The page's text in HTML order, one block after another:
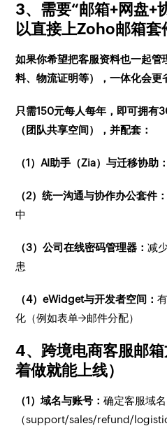
3、需要“邮箱+网盘+
以直接上Zoho邮箱套
如果你希望把客服资料也一起
料、物流证明等），一体化会更
只需150元每人每年，即可拥有
（团队共享空间），并配套：
（1）AI助手（Zia）与迁移协助：
（2）统一沟通与协作办公套件
中
（3）公司在线密码管理器：减
患
（4）eWidget与开发者空间：
化（例如表单→邮件分配）
4、跨境电商客服邮
着做就能上线）
（1）域名与账号：确定客服域
（support/sales/refund/